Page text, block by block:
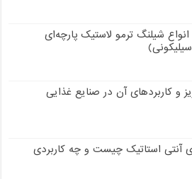
انواع شیلنگ ترمو لاستیک پارچه‌ای
و کاربردهای آن در صنایع غذایی
آنتی استاتیک چیست و چه کاربردی